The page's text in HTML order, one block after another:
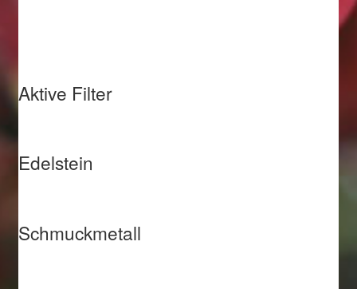
Weihnachtsangebote 2021
Aktive Filter
Edelstein
Schmuckmetall